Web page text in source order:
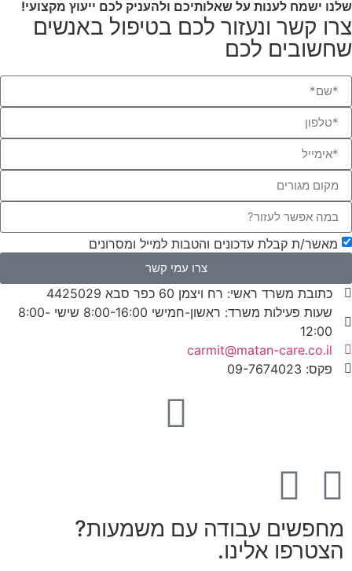
שלנו ישמח לענות על שאלותיכם ולהעניק לכם ייעוץ מקצועי!
צרו קשר ונעזור לכם בטיפול באנשים
שחשובים לכם
מאשר/ת קבלת עדכונים והטבות למייל ומסרונים
צרו עמי קשר
כתובת משרד ראשי: רח ויצמן 60 כפר סבא 4425029
שעות פעילות משרד: ראשון-חמישי 8:00-16:00 שישי 8:00-
12:00​
carmit@​matan-care.co.il
פקס: 09-7674023​
מחפשים עבודה עם משמעות?
הצטרפו אלינו.